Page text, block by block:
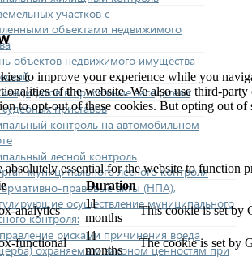
участков с
объектами недвижимого
объектов недвижимого имущества
в присяжные заседатели
приставов
контроль на автомобильном
лесной контроль
муниципального лесного контроля
правовые акты (НПА),
осуществление муниципального
контроля:
рисками причинения вреда
охраняемым законом ценностям при
to improve your experience while you
of the website. We also use third-
to opt-out of these cookies. But opting out
absolutely essential for the website to function
Duration
analytics
11
months
This cookie is set by
functional
11
months
The cookie is set by